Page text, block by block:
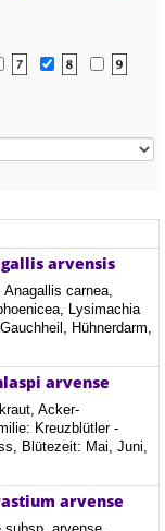
arvensis
carnea,
Lysimachia
Hühnerdarm,
Familie:
orange,
September, Art der
Der Acker-Gauchheil
arvense
Acker-
Kreuzblütler -
Blütezeit: Mai, Juni,
November, Art der
Ort: Gössendorf,
Hellerkraut ist eine
Pflanze, die
arvense